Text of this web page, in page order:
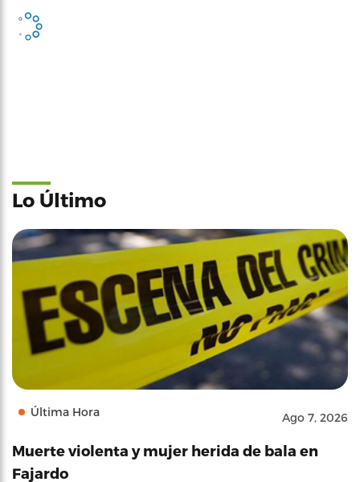
Lo Último
Última Hora Ago 7, 2026
Muerte violenta y mujer herida de bala en
Fajardo